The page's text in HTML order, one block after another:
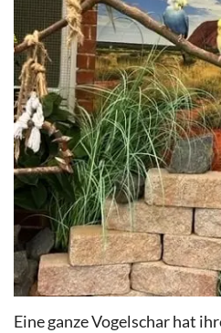
Eine ganze Vogelschar hat